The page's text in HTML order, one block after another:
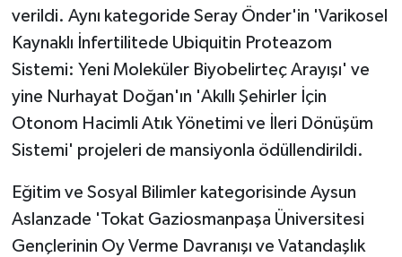
verildi. Aynı kategoride Seray Önder'in 'Varikosel
Kaynaklı İnfertilitede Ubiquitin Proteazom
Sistemi: Yeni Moleküler Biyobelirteç Arayışı' ve
yine Nurhayat Doğan'ın 'Akıllı Şehirler İçin
Otonom Hacimli Atık Yönetimi ve İleri Dönüşüm
Sistemi' projeleri de mansiyonla ödüllendirildi.
Eğitim ve Sosyal Bilimler kategorisinde Aysun
Aslanzade 'Tokat Gaziosmanpaşa Üniversitesi
Gençlerinin Oy Verme Davranışı ve Vatandaşlık